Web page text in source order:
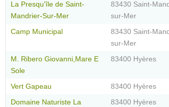
La Presqu'île de Saint-
Mandrier-Sur-Mer
83430 Saint-
sur-Mer
Camp Municipal
83430 Saint-
sur-Mer
M. Ribero Giovanni,Mare E
Sole
83400 Hyères
Vert Gapeau 83400 Hyères
Domaine Naturiste La
83400 Hyères